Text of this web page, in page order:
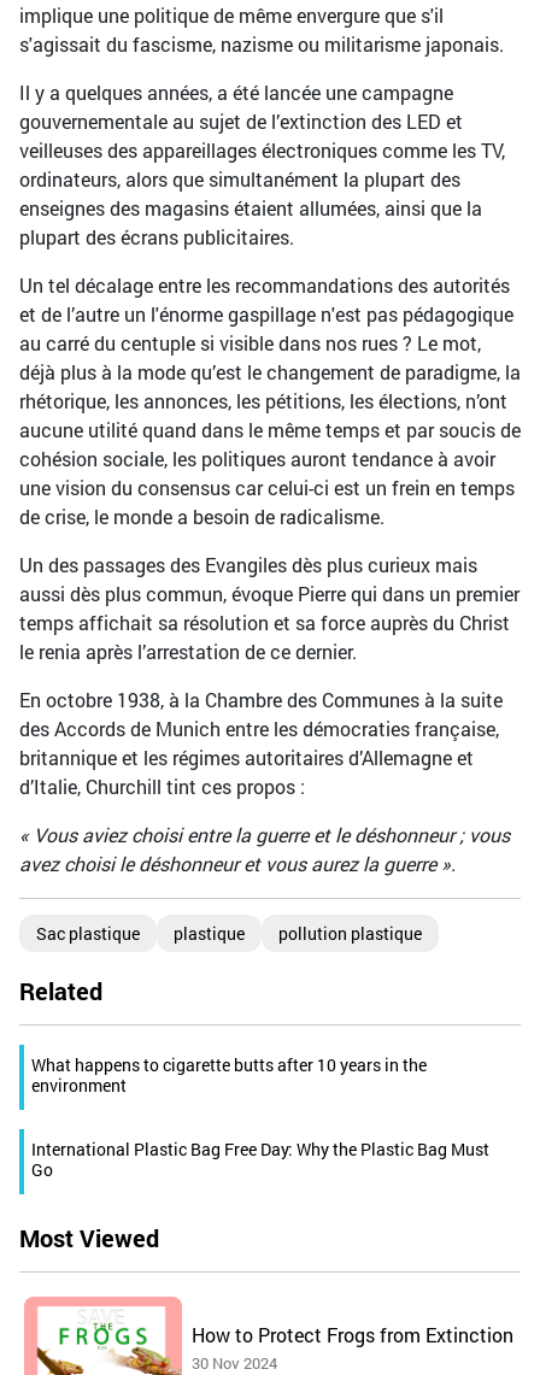
implique une politique de même envergure que s'il
s'agissait du fascisme, nazisme ou militarisme japonais.
Il y a quelques années, a été lancée une campagne
gouvernementale au sujet de l’extinction des LED et
veilleuses des appareillages électroniques comme les TV,
ordinateurs, alors que simultanément la plupart des
enseignes des magasins étaient allumées, ainsi que la
plupart des écrans publicitaires.
Un tel décalage entre les recommandations des autorités
et de l’autre un l'énorme gaspillage n'est pas pédagogique
au carré du centuple si visible dans nos rues ? Le mot,
déjà plus à la mode qu’est le changement de paradigme, la
rhétorique, les annonces, les pétitions, les élections, n’ont
aucune utilité quand dans le même temps et par soucis de
cohésion sociale, les politiques auront tendance à avoir
une vision du consensus car celui-ci est un frein en temps
de crise, le monde a besoin de radicalisme.
Un des passages des Evangiles dès plus curieux mais
aussi dès plus commun, évoque Pierre qui dans un premier
temps affichait sa résolution et sa force auprès du Christ
le renia après l’arrestation de ce dernier.
En octobre 1938, à la Chambre des Communes à la suite
des Accords de Munich entre les démocraties française,
britannique et les régimes autoritaires d’Allemagne et
d’Italie, Churchill tint ces propos :
« Vous aviez choisi entre la guerre et le déshonneur ; vous
avez choisi le déshonneur et vous aurez la guerre ».
Sac plastique plastique pollution plastique
Related
What happens to cigarette butts after 10 years in the
environment
International Plastic Bag Free Day: Why the Plastic Bag Must
Go
Most Viewed
How to Protect Frogs from Extinction
30 Nov 2024